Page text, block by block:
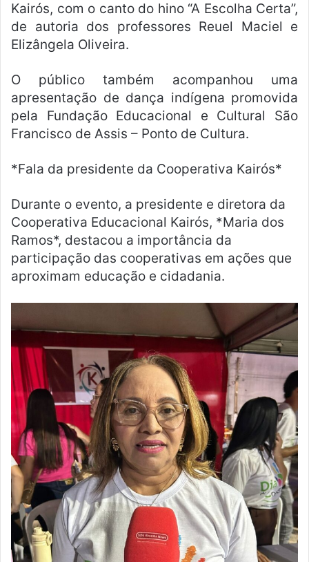
Kairós, com o canto do hino “A Escolha Certa”,
de autoria dos professores Reuel Maciel e
Elizângela Oliveira.
O público também acompanhou uma
apresentação de dança indígena promovida
pela Fundação Educacional e Cultural São
Francisco de Assis – Ponto de Cultura.
*Fala da presidente da Cooperativa Kairós*
Durante o evento, a presidente e diretora da
Cooperativa Educacional Kairós, *Maria dos
Ramos*, destacou a importância da
participação das cooperativas em ações que
aproximam educação e cidadania.